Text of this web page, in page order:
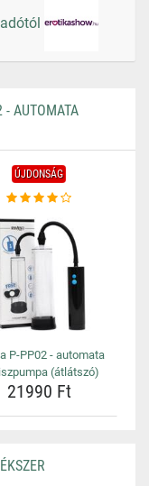
- AUTOMATA
ÚJDONSÁG
P-PP02 - automata
(átlátszó)
21990 Ft